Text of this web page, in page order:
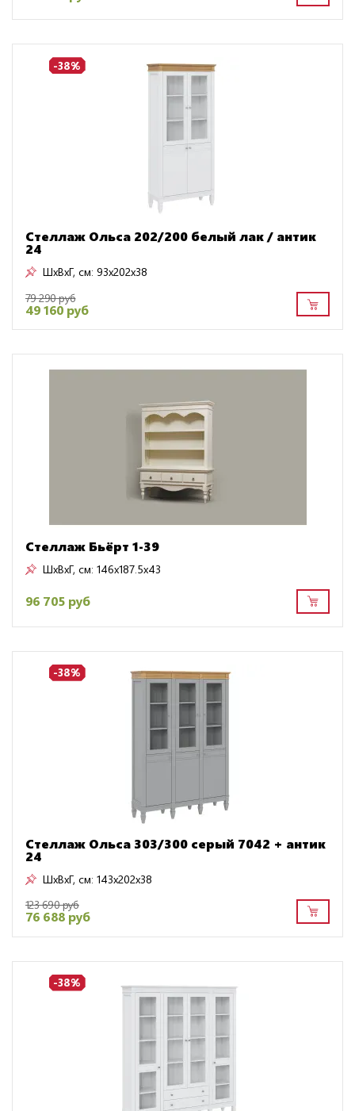
-38%
Стеллаж Ольса 202/200 белый лак / антик
24
ШxВxГ, см: 93x202x38
79 290 руб
49 160 руб
Стеллаж Бьёрт 1-39
ШxВxГ, см: 146x187.5x43
96 705 руб
-38%
Стеллаж Ольса 303/300 серый 7042 + антик
24
ШxВxГ, см: 143x202x38
123 690 руб
76 688 руб
-38%